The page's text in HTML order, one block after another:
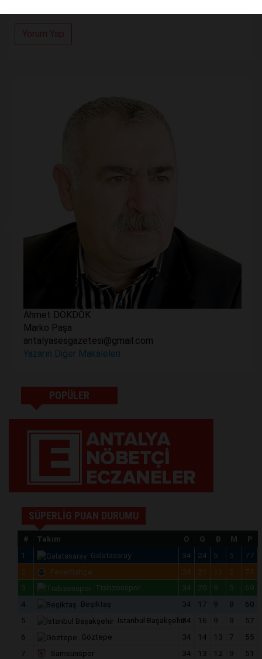
Yorum Yap
Ahmet DÖKDÖK
Marko Paşa
antalyasesgazetesi@gmail.com
Yazarın Diğer Makaleleri
POPÜLER
SÜPERLİG PUAN DURUMU
# Takım O G B M
P
1
Galatasaray 34 24 5 5
77
2
Fenerbahçe 34 21 11 2
74
3
Trabzonspor 34 20 9 5
69
4
Beşiktaş 34 17 9 8
60
5
İstanbul Başakşehir34 16 9 9
57
6
Göztepe 34 14 13 7
55
7
Samsunspor 34 13 12 9
51